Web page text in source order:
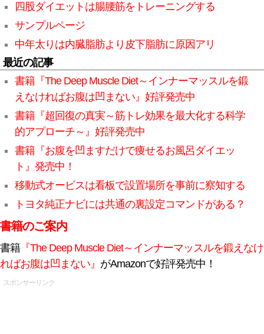
四股ダイエットは腸腰筋をトレーニングする
サンプルページ
中年太りは内臓脂肪より皮下脂肪に原因アリ
最近の記事
書籍『The Deep Muscle Diet～インナーマッスルを鍛
えなければお腹は凹まない』好評発売中
書籍『超回復の真実～筋トレ効果を最大化する科学
的アプローチ～』好評発売中
書籍『お腹を凹ますだけで痩せるお風呂ダイエッ
ト』発売中！
移動式オービスは看板で設置場所を事前に察知する
トヨタ純正ナビには共通の裏設定コマンドがある？
書籍のご案内
書籍『The Deep Muscle Diet～インナーマッスルを鍛えなけ
ればお腹は凹まない』 がAmazonで好評発売中！
スポンサーリンク